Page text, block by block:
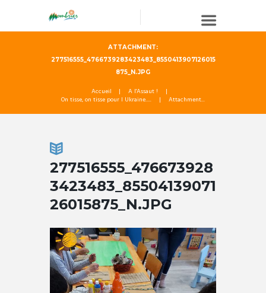
ATTACHMENT:
277516555_4766739283423483_8550413907126015
875_N.JPG
Accueil
A l'Assaut !
On tisse, on tisse pour l Ukraine.....
Attachment...
277516555_476673928
3423483_85504139071
26015875_N.JPG